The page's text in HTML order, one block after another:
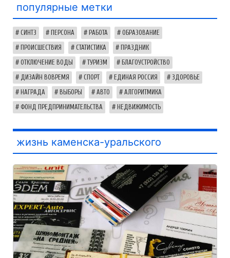
популярные метки
СИНТЗ ПЕРСОНА РАБОТА ОБРАЗОВАНИЕ
ПРОИСШЕСТВИЯ СТАТИСТИКА ПРАЗДНИК
ОТКЛЮЧЕНИЕ ВОДЫ ТУРИЗМ БЛАГОУСТРОЙСТВО
ДИЗАЙН ВОВРЕМЯ СПОРТ ЕДИНАЯ РОССИЯ ЗДОРОВЬЕ
НАГРАДА ВЫБОРЫ АВТО АЛГОРИТМИКА
ФОНД ПРЕДПРИНИМАТЕЛЬСТВА НЕДВИЖИМОСТЬ
жизнь каменска-уральского